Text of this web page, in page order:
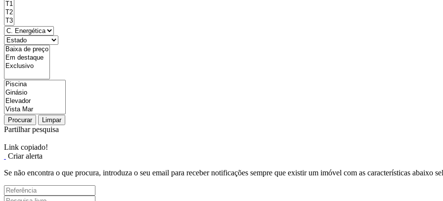
Procurar Limpar
Partilhar pesquisa
Link copiado!
Criar alerta
Se não encontra o que procura, introduza o seu email para receber notificações sempre que existir um imóvel com as características abaixo